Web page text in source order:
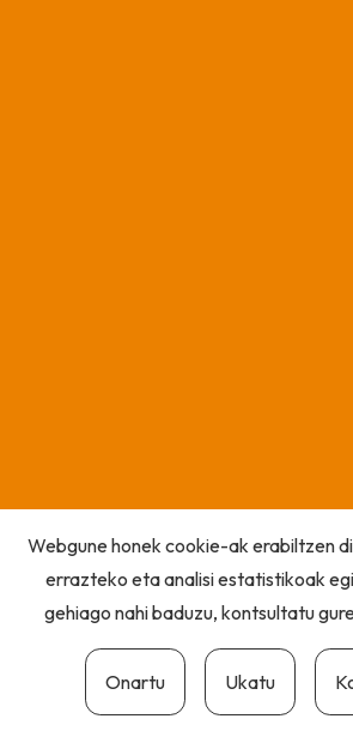
Webgune honek cookie-ak erabiltzen
errazteko eta analisi estatistikoak
gehiago nahi baduzu, kontsultatu
Onartu Ukatu